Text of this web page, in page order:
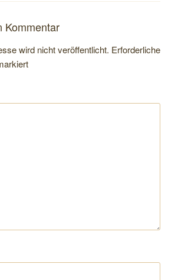
Kommentar
wird nicht veröffentlicht. Erforderliche